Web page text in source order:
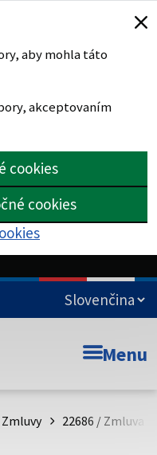
aby mohla táto
akceptovaním
cookies
cookies
Menu
Zmluvy 22686 / Zmluva